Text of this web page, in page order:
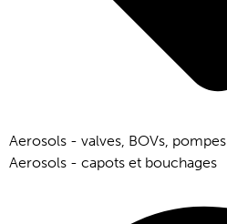
Aerosols - valves, BOVs, pompes
Aerosols - capots et bouchages